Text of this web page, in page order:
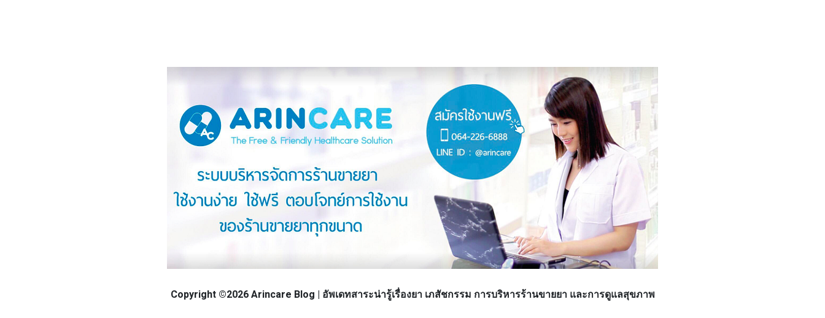
Copyright ©2026 Arincare Blog | อัพเดทสาระน่ารู้เรื่องยา เภสัชกรรม การบริหารร้านขายยา และการดูแลสุขภาพ